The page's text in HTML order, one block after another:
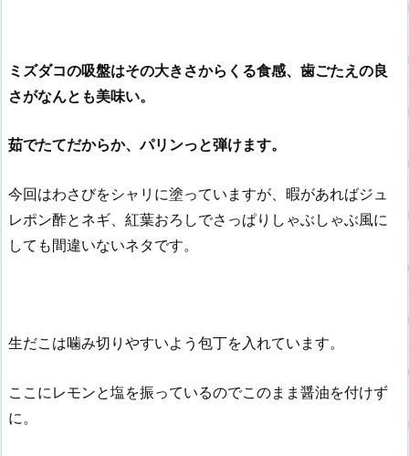
ミズダコの吸盤はその大きさからくる食感、歯ごたえの良
さがなんとも美味い。
茹でたてだからか、パリンっと弾けます。
今回はわさびをシャリに塗っていますが、暇があればジュ
レポン酢とネギ、紅葉おろしでさっぱりしゃぶしゃぶ風に
しても間違いないネタです。
生だこは噛み切りやすいよう包丁を入れています。
ここにレモンと塩を振っているのでこのまま醤油を付けず
に。